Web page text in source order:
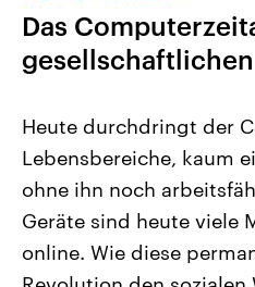
Landtagswahl Sachsen-Anhalt
2026
Alle Informationen
Sachsen-Anhalt wählt am 6.
September 2026 einen neuen
Landtag. Seit 2021 wird das
Bundesland von einer
Das
Heute durchdringt der
Lebensbereiche, kaum
ohne ihn noch
Geräte sind heute viele
online. Wie diese